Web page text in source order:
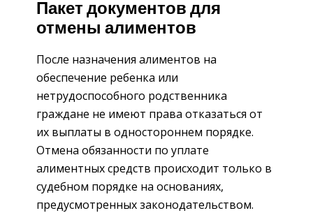
Пакет документов для
отмены алиментов
После назначения алиментов на
обеспечение ребенка или
нетрудоспособного родственника
граждане не имеют права отказаться от
их выплаты в одностороннем порядке.
Отмена обязанности по уплате
алиментных средств происходит только в
судебном порядке на основаниях,
предусмотренных законодательством.